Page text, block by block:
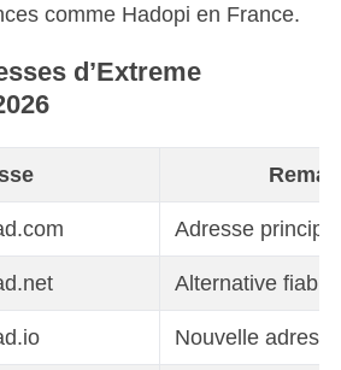
comme Hadopi en France.
d’Extreme
Adresse
Alternative fiable.
Nouvelle